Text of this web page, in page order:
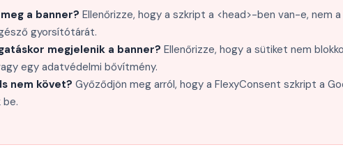
a banner? Ellenőrizze, hogy a szkript a <head>-ben van-e, nem
gyorsítótárát.
megjelenik a banner? Ellenőrizze, hogy a sütiket nem
egy adatvédelmi bővítmény.
nem követ? Győződjön meg arról, hogy a FlexyConsent szkript a